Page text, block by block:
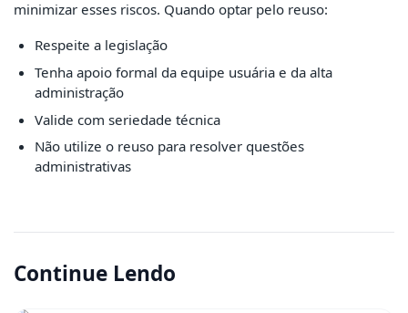
minimizar esses riscos. Quando optar pelo reuso:
Respeite a legislação
Tenha apoio formal da equipe usuária e da alta
administração
Valide com seriedade técnica
Não utilize o reuso para resolver questões
administrativas
Continue Lendo